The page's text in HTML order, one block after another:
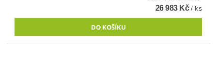
26 983 Kč/ ks